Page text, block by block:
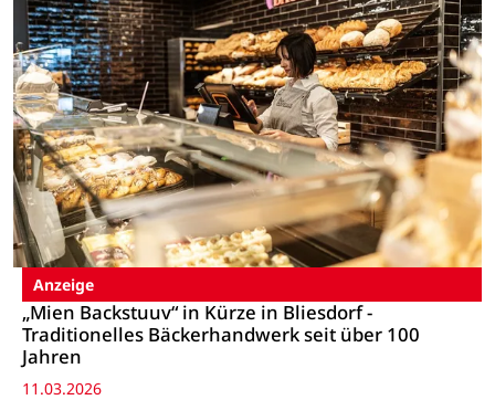
Anzeige
„Mien Backstuuv“ in Kürze in Bliesdorf -
Traditionelles Bäckerhandwerk seit über 100
Jahren
11.03.2026